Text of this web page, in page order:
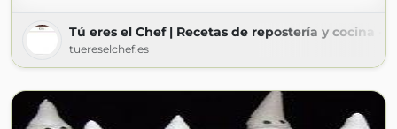
Tú eres el Chef | Recetas de repostería y cocina -
tuereselchef.es